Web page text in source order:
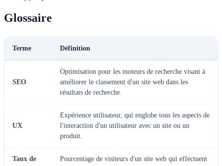
Glossaire
Terme Définition
SEO
Optimisation pour les moteurs de recherche visant à
améliorer le classement d'un site web dans les
résultats de recherche.
UX
Expérience utilisateur, qui englobe tous les aspects de
l'interaction d'un utilisateur avec un site ou un
produit.
Taux de
Pourcentage de visiteurs d'un site web qui effectuent